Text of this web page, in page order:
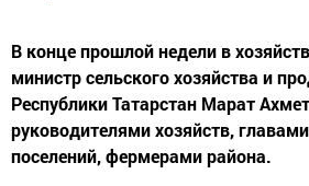
В конце прошлой недели в
министр сельского хозяйства и
Республики Татарстан Марат
руководителями хозяйств,
поселений, фермерами района.